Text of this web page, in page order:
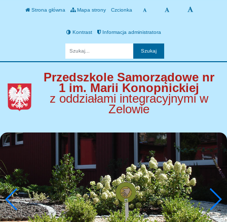
Strona główna Mapa strony Czcionka
Kontrast Informacja administratora
Przedszkole Samorządowe nr
1 im. Marii Konopnickiej
z oddziałami integracyjnymi w
Zelowie